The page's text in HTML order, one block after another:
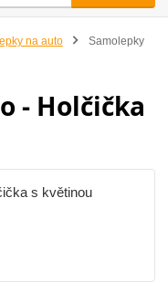
na auto
Samolepky
- Holčička